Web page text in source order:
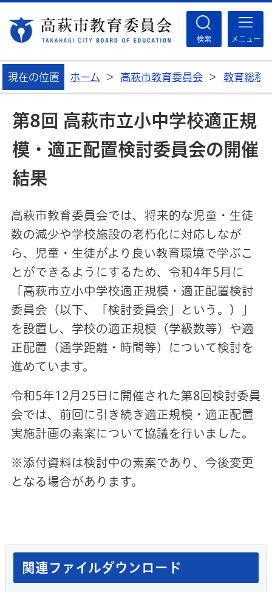
検索 メニュー
現在の位置 ホーム > 高萩市教育委員会 > 教育総務
第8回 高萩市立小中学校適正規
模・適正配置検討委員会の開催
結果
高萩市教育委員会では、将来的な児童・生徒
数の減少や学校施設の老朽化に対応しなが
ら、児童・生徒がより良い教育環境で学ぶこ
とができるようにするため、令和4年5月に
「高萩市立小中学校適正規模・適正配置検討
委員会（以下、「検討委員会」という。）」
を設置し、学校の適正規模（学級数等）や適
正配置（通学距離・時間等）について検討を
進めています。
令和5年12月25日に開催された第8回検討委員
会では、前回に引き続き適正規模・適正配置
実施計画の素案について協議を行いました。
※添付資料は検討中の素案であり、今後変更
となる場合があります。
関連ファイルダウンロード